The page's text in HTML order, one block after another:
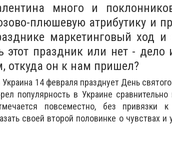
много и
плюшевую атрибутику и
маркетинговый ход и
этот праздник или нет - дело
откуда он к нам пришел?
14 февраля празднует День
популярность в Украине
повсеместно, без привязки
своей второй половинке о чувствах и